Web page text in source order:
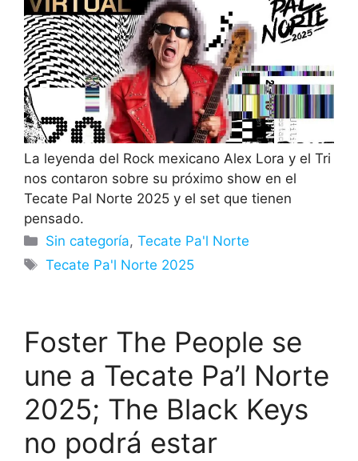
La leyenda del Rock mexicano Alex Lora y el Tri
nos contaron sobre su próximo show en el
Tecate Pal Norte 2025 y el set que tienen
pensado.
Categorías
Sin categoría,Tecate Pa'l Norte
Etiquetas
Tecate Pa'l Norte 2025
Foster The People se
une a Tecate Pa’l Norte
2025; The Black Keys
no podrá estar